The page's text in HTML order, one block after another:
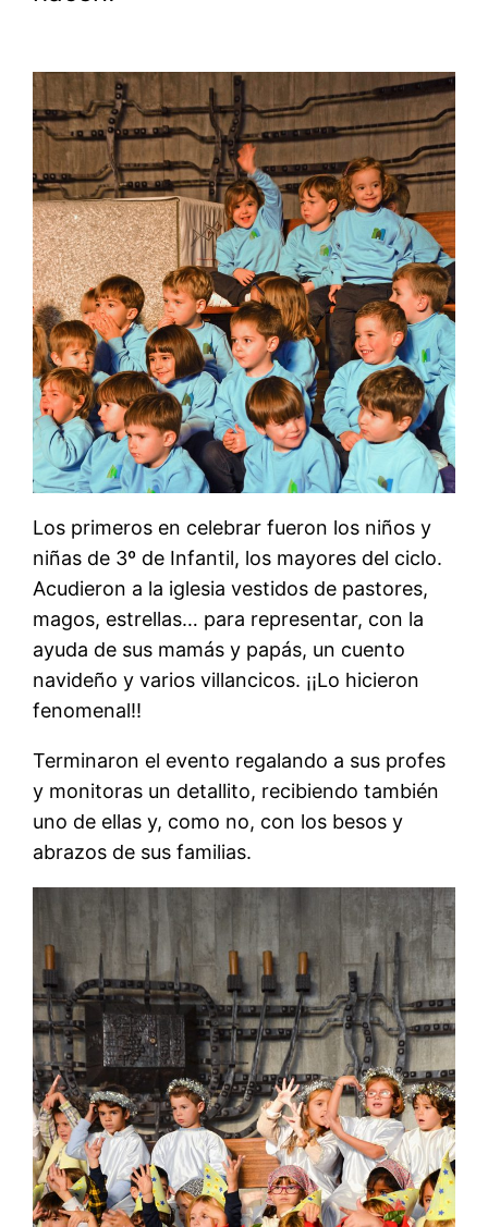
Los primeros en celebrar fueron los niños y
niñas de 3º de Infantil, los mayores del ciclo.
Acudieron a la iglesia vestidos de pastores,
magos, estrellas… para representar, con la
ayuda de sus mamás y papás, un cuento
navideño y varios villancicos. ¡¡Lo hicieron
fenomenal!!
Terminaron el evento regalando a sus profes
y monitoras un detallito, recibiendo también
uno de ellas y, como no, con los besos y
abrazos de sus familias.